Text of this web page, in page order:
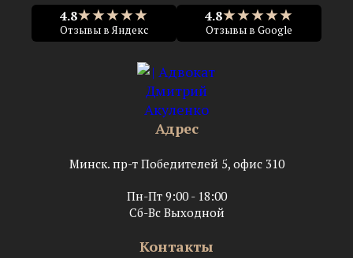
4.8★★★★★
Отзывы в Яндекс
4.8★★★★★
Отзывы в Google
Адрес
Минск. пр-т Победителей 5, офис 310
Пн-Пт 9:00 - 18:00
Сб-Вс Выходной
Контакты